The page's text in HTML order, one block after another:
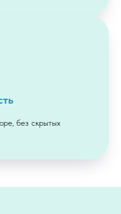
без скрытых